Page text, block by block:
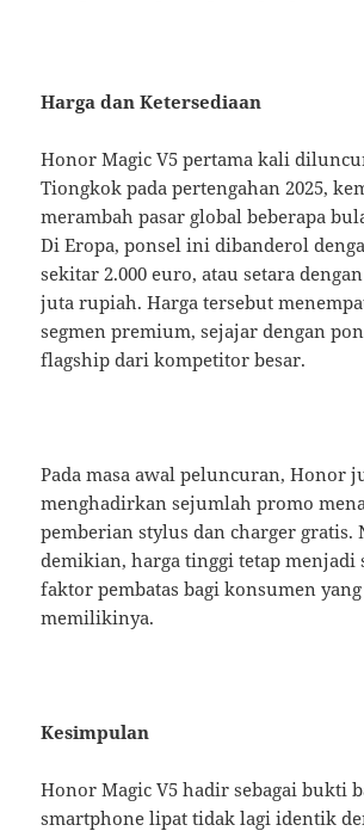
Harga dan Ketersediaan
Honor Magic V5 pertama kali
Tiongkok pada pertengahan 2025,
merambah pasar global beberapa
Di Eropa, ponsel ini dibanderol
sekitar 2.000 euro, atau setara
juta rupiah. Harga tersebut
segmen premium, sejajar dengan
flagship dari kompetitor besar.
Pada masa awal peluncuran, Honor
menghadirkan sejumlah promo
pemberian stylus dan charger gratis.
demikian, harga tinggi tetap menjadi
faktor pembatas bagi konsumen
memilikinya.
Kesimpulan
Honor Magic V5 hadir sebagai bukti
smartphone lipat tidak lagi identik